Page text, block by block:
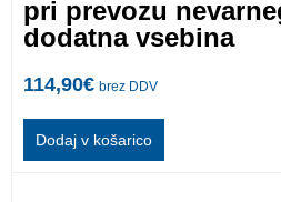
pri prevozu
dodatna vsebina
114,90€ brez DDV
Dodaj v košarico